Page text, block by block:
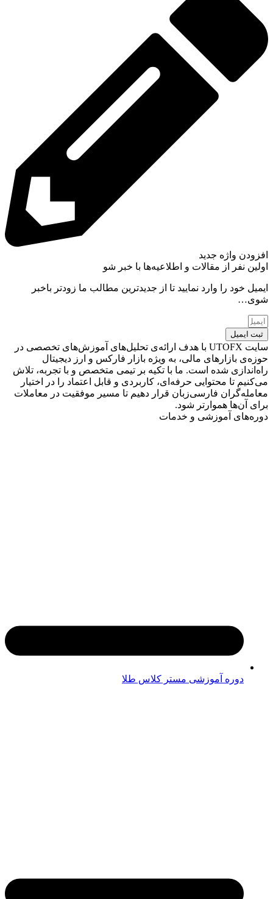
افزودن واژه جدید
اولین نفر از مقالات و اطلاعیه‌ها با خبر شو
ایمیل خود را وارد نمایید تا از جدیدترین مطالب ما زودتر باخبر
شوی…
ثبت ایمیل
سایت UTOFX با هدف ارائه‌ی تحلیل‌های آموزش‌های تخصصی در
حوزه‌ی بازارهای مالی، به ویژه بازار فارکس و ارز دیجیتال
راه‌اندازی شده است. ما با تکیه بر تیمی متخصص و با تجربه، تلاش
می‌کنیم تا محتوایی حرفه‌ای، کاربردی و قابل اعتماد را در اختیار
معامله‌گران فارسی‌زبان قرار دهیم تا مسیر موفقیت در معاملات
برای آن‌ها هموارتر شود.
دوره‌های آموزشی و خدمات
دوره آموزشی مستر کلاس طلا